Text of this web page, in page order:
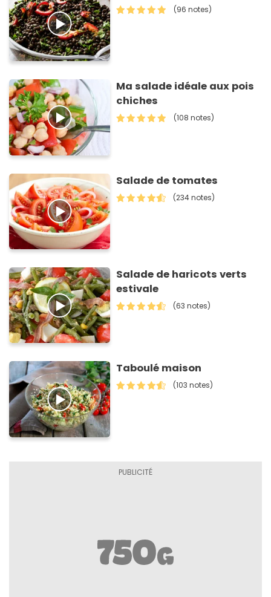
(96 notes)
Ma salade idéale aux pois
chiches
(108 notes)
Salade de tomates
(234 notes)
Salade de haricots verts
estivale
(63 notes)
Taboulé maison
(103 notes)